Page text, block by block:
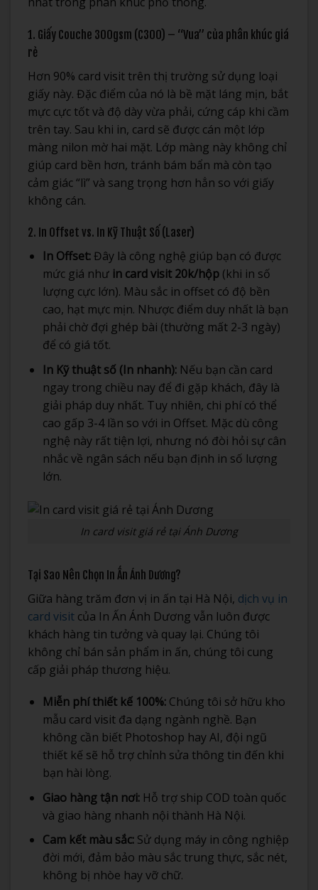
1. Giấy Couche 300gsm (C300) – “Vua” của phân khúc giá
rẻ
Hơn 90% card visit trên thị trường sử dụng loại
giấy này. Đặc điểm của nó là bề mặt láng mịn, bắt
mực cực tốt và độ dày vừa phải, cứng cáp khi cầm
trên tay. Sau khi in, card sẽ được cán một lớp
màng nilon mờ hai mặt. Lớp màng này không chỉ
giúp card bền hơn, tránh bám bẩn mà còn tạo
cảm giác “lì” và sang trọng hơn hẳn so với giấy
không cán.
2. In Offset vs. In Kỹ Thuật Số (Laser)
In Offset:Đây là công nghệ giúp bạn có được
mức giá như in card visit 20k/hộp(khi in số
lượng cực lớn). Màu sắc in offset có độ bền
cao, hạt mực mịn. Nhược điểm duy nhất là bạn
phải chờ đợi ghép bài (thường mất 2-3 ngày)
để có giá tốt.
In Kỹ thuật số (In nhanh):Nếu bạn cần card
ngay trong chiều nay để đi gặp khách, đây là
giải pháp duy nhất. Tuy nhiên, chi phí có thể
cao gấp 3-4 lần so với in Offset. Mặc dù công
nghệ này rất tiện lợi, nhưng nó đòi hỏi sự cân
nhắc về ngân sách nếu bạn định in số lượng
lớn.
In card visit giá rẻ tại Ánh Dương
Tại Sao Nên Chọn In Ấn Ánh Dương?
Giữa hàng trăm đơn vị in ấn tại Hà Nội, dịch vụ in
card visit của In Ấn Ánh Dương vẫn luôn được
khách hàng tin tưởng và quay lại. Chúng tôi
không chỉ bán sản phẩm in ấn, chúng tôi cung
cấp giải pháp thương hiệu.
Miễn phí thiết kế 100%:Chúng tôi sở hữu kho
mẫu card visit đa dạng ngành nghề. Bạn
không cần biết Photoshop hay AI, đội ngũ
thiết kế sẽ hỗ trợ chỉnh sửa thông tin đến khi
bạn hài lòng.
Giao hàng tận nơi:Hỗ trợ ship COD toàn quốc
và giao hàng nhanh nội thành Hà Nội.
Cam kết màu sắc:Sử dụng máy in công nghiệp
đời mới, đảm bảo màu sắc trung thực, sắc nét,
không bị nhòe hay vỡ chữ.